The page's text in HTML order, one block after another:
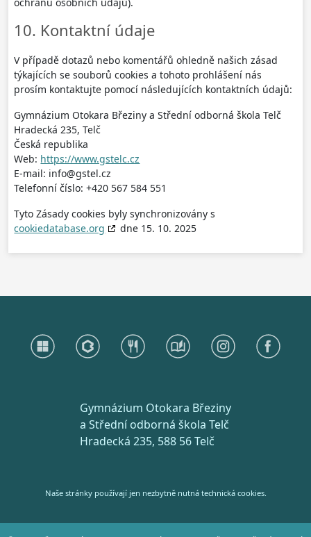
ochranu osobních údajů).
10. Kontaktní údaje
V případě dotazů nebo komentářů ohledně našich zásad
týkajících se souborů cookies a tohoto prohlášení nás
prosím kontaktujte pomocí následujících kontaktních údajů:
Gymnázium Otokara Březiny a Střední odborná škola Telč
Hradecká 235, Telč
Česká republika
Web: https://www.gstelc.cz
E-mail: info@gstel.cz
Telefonní číslo: +420 567 584 551
Tyto Zásady cookies byly synchronizovány s
cookiedatabase.org
dne 15. 10. 2025
Gymnázium Otokara Březiny
a Střední odborná škola Telč
Hradecká 235, 588 56 Telč
Naše stránky používají jen nezbytně nutná technická cookies.